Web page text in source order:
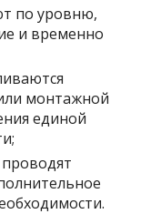
по уровню,
и временно
монтажной
единой